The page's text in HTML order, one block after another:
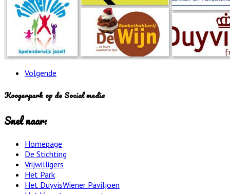
Volgende
Koogerpark op de Social media
Snel naar:
Homepage
De Stichting
Vrijwilligers
Het Park
Het DuyvisWiener Paviljoen